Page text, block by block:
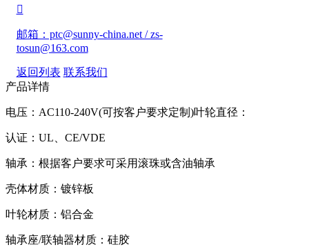

邮箱：ptc@sunny-china.net / zs-
tosun@163.com
返回列表 联系我们
产品详情
电压：AC110-240V(可按客户要求定制)叶轮直径：
认证：UL、CE/VDE
轴承：根据客户要求可采用滚珠或含油轴承
壳体材质：镀锌板
叶轮材质：铝合金
轴承座/联轴器材质：硅胶